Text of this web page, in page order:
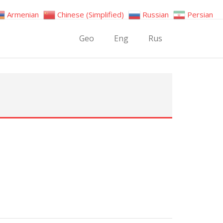
Geo Eng Rus
Armenian Chinese (Simplified) Russian Persian